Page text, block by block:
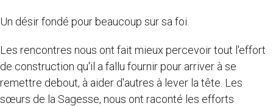
Un désir fondé pour beaucoup sur sa foi.
Les rencontres nous ont fait mieux percevoir tout l'effort
de construction qu'il a fallu fournir pour arriver à se
remettre debout, à aider d'autres à lever la tête. Les
sœurs de la Sagesse, nous ont raconté les efforts